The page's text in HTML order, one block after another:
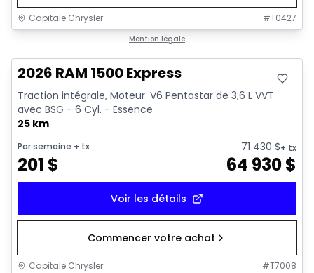
Capitale Chrysler #T0427
Mention légale
2026 RAM 1500 Express
Traction intégrale, Moteur: V6 Pentastar de 3,6 L VVT
avec BSG - 6 Cyl. - Essence
25 km
Par semaine + tx
201 $
71 430$+ tx
64 930$
Voir les détails
Commencer votre achat
Capitale Chrysler #T7008